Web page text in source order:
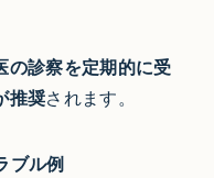
の診察を定期的に受
推奨されます。
ブル例